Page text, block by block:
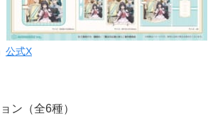
公式X
ン（全6種）